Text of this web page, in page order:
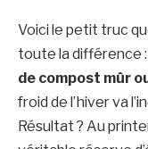
Voici le petit truc
toute la différence :
de compost mûr
froid de l’hiver va
Résultat ? Au